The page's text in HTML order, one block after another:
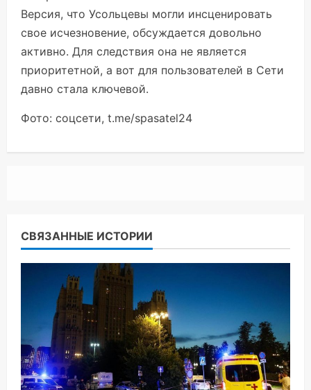
Версия, что Усольцевы могли инсценировать
свое исчезновение, обсуждается довольно
активно. Для следствия она не является
приоритетной, а вот для пользователей в Сети
давно стала ключевой.
Фото: соцсети, t.me/spasatel24
СВЯЗАННЫЕ ИСТОРИИ